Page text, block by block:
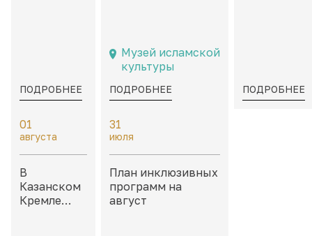
ПОДРОБНЕЕ
Казани и
татарской
культуре
Музей исламской
культуры
ПОДРОБНЕЕ ПОДРОБНЕЕ
01
августа
В
Казанском
Кремле
31
июля
План инклюзивных
программ на
август